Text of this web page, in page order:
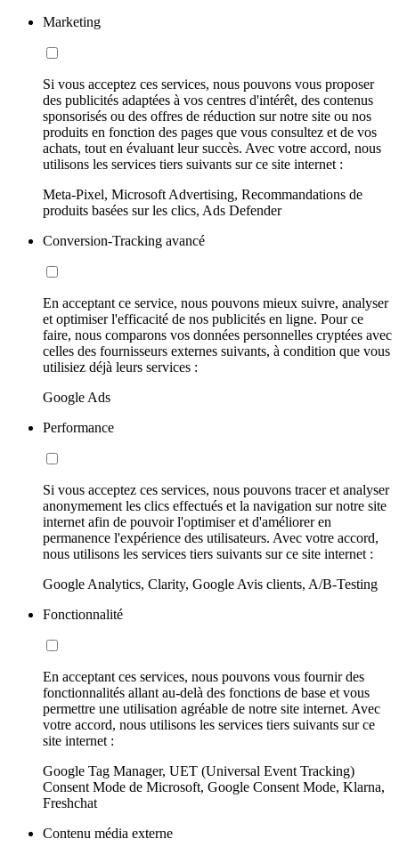
Marketing
Si vous acceptez ces services, nous pouvons vous proposer
des publicités adaptées à vos centres d'intérêt, des contenus
sponsorisés ou des offres de réduction sur notre site ou nos
produits en fonction des pages que vous consultez et de vos
achats, tout en évaluant leur succès. Avec votre accord, nous
utilisons les services tiers suivants sur ce site internet :
Meta-Pixel, Microsoft Advertising, Recommandations de
produits basées sur les clics, Ads Defender
Conversion-Tracking avancé
En acceptant ce service, nous pouvons mieux suivre, analyser
et optimiser l'efficacité de nos publicités en ligne. Pour ce
faire, nous comparons vos données personnelles cryptées avec
celles des fournisseurs externes suivants, à condition que vous
utilisiez déjà leurs services :
Google Ads
Performance
Si vous acceptez ces services, nous pouvons tracer et analyser
anonymement les clics effectués et la navigation sur notre site
internet afin de pouvoir l'optimiser et d'améliorer en
permanence l'expérience des utilisateurs. Avec votre accord,
nous utilisons les services tiers suivants sur ce site internet :
Google Analytics, Clarity, Google Avis clients, A/B-Testing
Fonctionnalité
En acceptant ces services, nous pouvons vous fournir des
fonctionnalités allant au-delà des fonctions de base et vous
permettre une utilisation agréable de notre site internet. Avec
votre accord, nous utilisons les services tiers suivants sur ce
site internet :
Google Tag Manager, UET (Universal Event Tracking)
Consent Mode de Microsoft, Google Consent Mode, Klarna,
Freshchat
Contenu média externe